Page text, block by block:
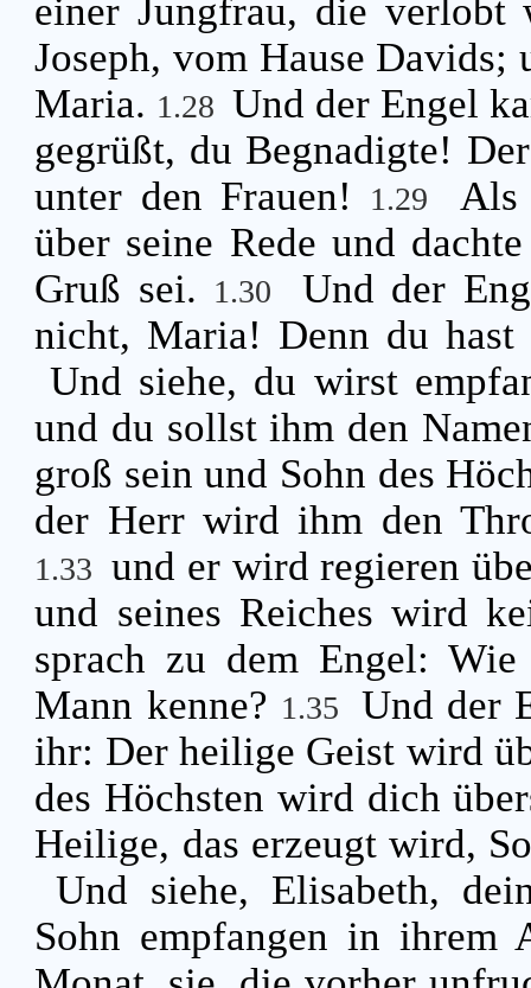
einer Jungfrau, die verlobt
Joseph, vom Hause Davids;
Maria. 1.28 Und der Engel
gegrüßt, du Begnadigte!
unter den Frauen!
1.29
Als
über seine Rede und
Gruß sei. 1.30
Und der
nicht, Maria! Denn du
Und siehe, du wirst
und du sollst ihm den
groß sein und Sohn des
der Herr wird ihm den
1.33 und er wird regieren
und seines Reiches wird
sprach zu dem Engel:
Mann kenne? 1.35
Und der
ihr: Der heilige Geist wird
des Höchsten wird dich
Heilige, das erzeugt wird,
Und siehe, Elisabeth,
Sohn empfangen in ihrem